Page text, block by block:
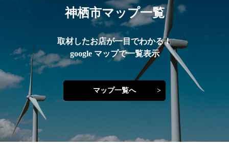
神栖市マップ一覧
取材したお店が一目でわかる！
google マップで一覧表示
マップ一覧へ